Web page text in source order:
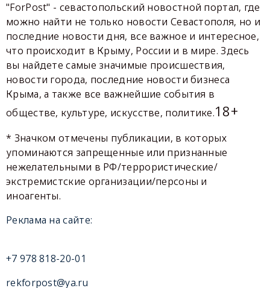
"ForPost" - севастопольский новостной портал, где
можно найти не только новости Севастополя, но и
последние новости дня, все важное и интересное,
что происходит в Крыму, России и в мире. Здесь
вы найдете самые значимые происшествия,
новости города, последние новости бизнеса
Крыма, а также все важнейшие события в
обществе, культуре, искусстве, политике.18+
* Значком отмечены публикации, в которых
упоминаются запрещенные или признанные
нежелательными в РФ/террористические/
экстремистские организации/персоны и
иноагенты.
Реклама на сайте:
+7 978 818-20-01
rekforpost@ya.ru